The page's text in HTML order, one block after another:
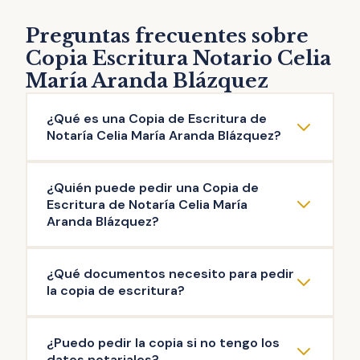
Preguntas frecuentes sobre
Copia Escritura Notario Celia
María Aranda Blázquez
¿Qué es una Copia de Escritura de
Notaría Celia María Aranda Blázquez?
Aranda Blázquez es una reproducción literal
del contenido de una escritura original
público firmado en esta Notaría: escritura de
compraventa, de hipoteca, testamento,
herencia, poder de representación,
escrituras de operaciones societarias, entre
¿Quién puede pedir una Copia de
Escritura de Notaría Celia María
Aranda Blázquez?
Notaría Celia María Aranda Blázquez las
personas que intervinieron en la misma, así
como aquellas que acrediten un interés
legítimo (ej: herederos del propietario). Es el
¿Qué documentos necesito para pedir
la copia de escritura?
trámite de copia de escritura de Notaría
¿Puedo pedir la copia si no tengo los